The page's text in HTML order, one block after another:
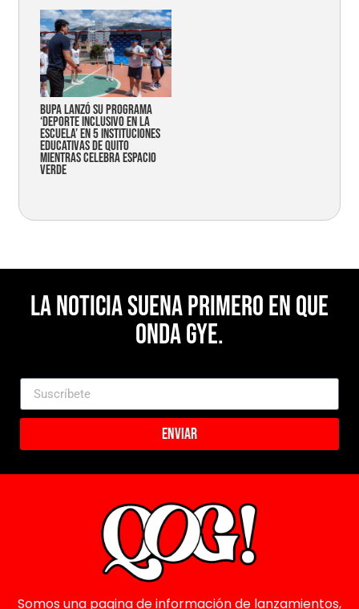
Bupa lanzó su programa
‘Deporte Inclusivo en la
Escuela’ en 5 instituciones
educativas de Quito
mientras celebra espacio
verde
La noticia suena primero en Que
Onda Gye.
Enviar
Somos una pagina de información de lanzamientos,